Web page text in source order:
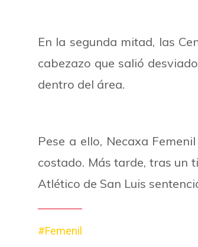
En la segunda mitad, las
cabezazo que salió
dentro del área.
Pese a ello, Necaxa
costado. Más tarde, tras un
Atlético de San Luis
#Femenil